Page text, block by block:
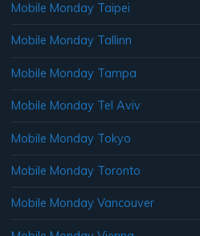
Mobile Monday Taipei
Mobile Monday Tallinn
Mobile Monday Tampa
Mobile Monday Tel Aviv
Mobile Monday Tokyo
Mobile Monday Toronto
Mobile Monday Vancouver